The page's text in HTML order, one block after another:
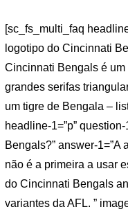
[sc_fs_multi_faq
logotipo do Cincinnati
Cincinnati Bengals é
grandes serifas
um tigre de Bengala –
headline-1=”p”
Bengals?” answer-
não é a primeira a usar
do Cincinnati Bengals
variantes da AFL. ”